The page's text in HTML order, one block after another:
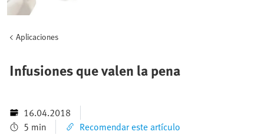
Aplicaciones
Infusiones que valen la pena
16.04.2018
5 min
Recomendar este artículo